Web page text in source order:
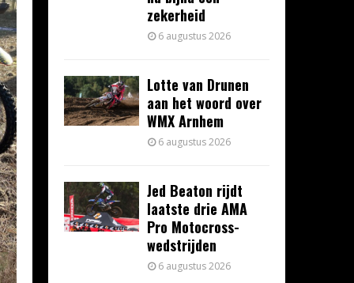
zekerheid
6 augustus 2026
Lotte van Drunen
aan het woord over
WMX Arnhem
6 augustus 2026
Jed Beaton rijdt
laatste drie AMA
Pro Motocross-
wedstrijden
6 augustus 2026